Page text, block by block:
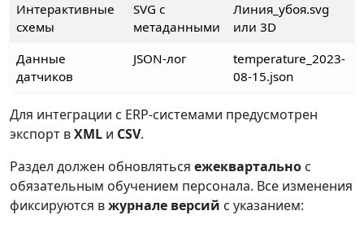
Интерактивные
схемы
SVG с
метаданными
Линия_убоя.svg
или 3D
Данные
датчиков
JSON-лог
temperature_2023-
08-15.json
Для интеграции с ERP-системами предусмотрен
экспорт вXML и CSV.
Раздел должен обновляться ежеквартально с
обязательным обучением персонала. Все изменения
фиксируются вжурнале версий с указанием: